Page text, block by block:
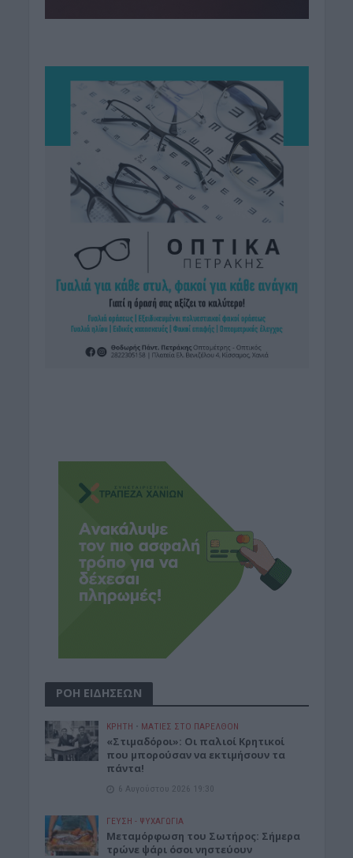
ΡΟΗ ΕΙΔΗΣΕΩΝ
ΚΡΗΤΗ • ΜΑΤΙΕΣ ΣΤΟ ΠΑΡΕΛΘΟΝ
«Στιμαδόροι»: Οι παλιοί Κρητικοί
που μπορούσαν να εκτιμήσουν τα
πάντα!
6 Αυγούστου 2026 19:30
ΓΕΎΣΗ - ΨΥΧΑΓΩΓΊΑ
Μεταμόρφωση του Σωτήρος: Σήμερα
τρώνε ψάρι όσοι νηστεύουν